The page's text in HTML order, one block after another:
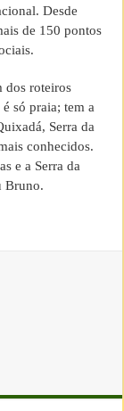
Desde
de 150 pontos
dos roteiros
só praia; tem a
Serra da
conhecidos.
e a Serra da
Bruno.